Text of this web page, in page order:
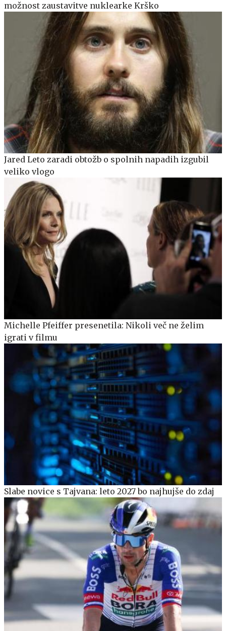
možnost zaustavitve nuklearke Krško
Jared Leto zaradi obtožb o spolnih napadih izgubil
veliko vlogo
Michelle Pfeiffer presenetila: Nikoli več ne želim
igrati v filmu
Slabe novice s Tajvana: leto 2027 bo najhujše do zdaj